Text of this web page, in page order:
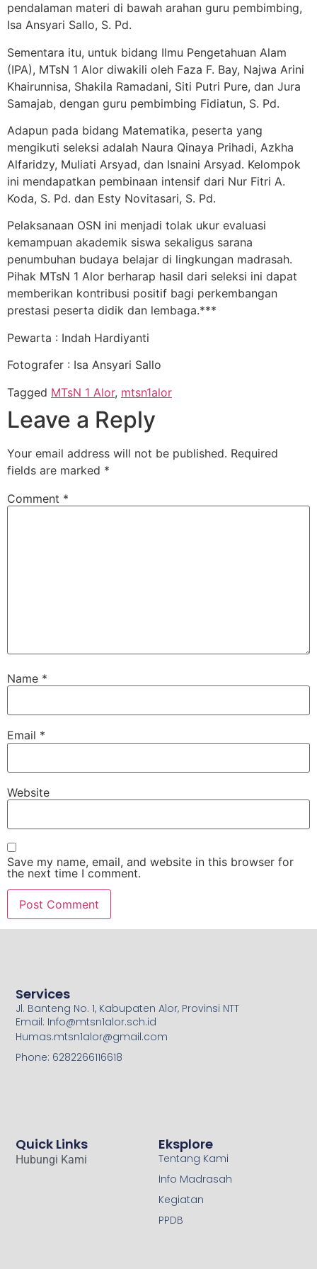
pendalaman materi di bawah arahan guru pembimbing,
Isa Ansyari Sallo, S. Pd.
Sementara itu, untuk bidang Ilmu Pengetahuan Alam
(IPA), MTsN 1 Alor diwakili oleh Faza F. Bay, Najwa Arini
Khairunnisa, Shakila Ramadani, Siti Putri Pure, dan Jura
Samajab, dengan guru pembimbing Fidiatun, S. Pd.
Adapun pada bidang Matematika, peserta yang
mengikuti seleksi adalah Naura Qinaya Prihadi, Azkha
Alfaridzy, Muliati Arsyad, dan Isnaini Arsyad. Kelompok
ini mendapatkan pembinaan intensif dari Nur Fitri A.
Koda, S. Pd. dan Esty Novitasari, S. Pd.
Pelaksanaan OSN ini menjadi tolak ukur evaluasi
kemampuan akademik siswa sekaligus sarana
penumbuhan budaya belajar di lingkungan madrasah.
Pihak MTsN 1 Alor berharap hasil dari seleksi ini dapat
memberikan kontribusi positif bagi perkembangan
prestasi peserta didik dan lembaga.***
Pewarta : Indah Hardiyanti
Fotografer : Isa Ansyari Sallo
Tagged MTsN 1 Alor, mtsn1alor
Leave a Reply
Your email address will not be published. Required
fields are marked *
Comment *
Name *
Email *
Website
Save my name, email, and website in this browser for
the next time I comment.
Eksplore
Tentang Kami
Info Madrasah
Kegiatan
PPDB
Quick Links
Hubungi Kami
Services
Jl. Banteng No. 1, Kabupaten Alor, Provinsi NTT
Email: Info@mtsn1alor.sch.id
Humas.mtsn1alor@gmail.com
Phone: 6282266116618